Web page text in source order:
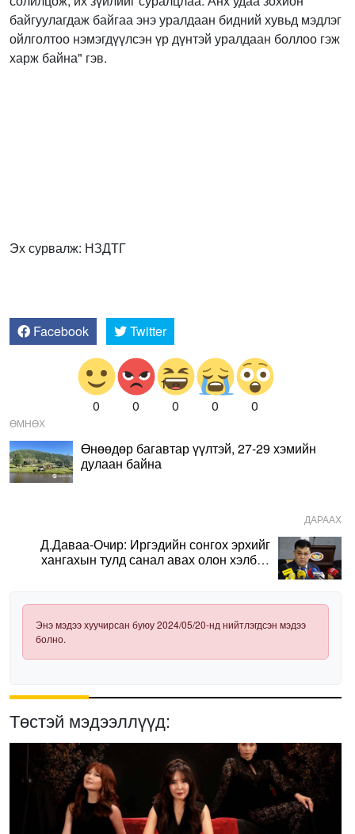
байгуулагдаж байгаа энэ уралдаан бидний хувьд мэдлэг
ойлголтоо нэмэгдүүлсэн үр дүнтэй уралдаан боллоо гэж
харж байна" гэв.
Эх сурвалж: НЗДТГ
Facebook Twitter
0 0 0 0 0
ӨМНӨХ
Өнөөдөр багавтар үүлтэй, 27-29 хэмийн
дулаан байна
ДАРААХ
Д.Даваа-Очир: Иргэдийн сонгох эрхийг
хангахын тулд санал авах олон хэлбэр
Энэ мэдээ хуучирсан буюу 2024/05/20-нд нийтлэгдсэн мэдээ
болно.
Төстэй мэдээллүүд: